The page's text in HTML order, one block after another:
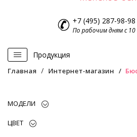
+7 (495) 287-98-98
По рабочим дням с 10
Продукция
Главная Интернет-магазин
МОДЕЛИ
ЦВЕТ